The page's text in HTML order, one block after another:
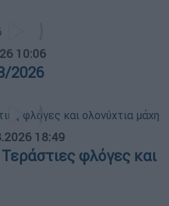
10:06
2026
18:49
φλόγες και